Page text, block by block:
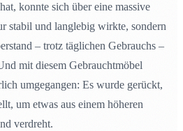
konnte sich über eine massive
stabil und langlebig wirkte, sondern
– trotz täglichen Gebrauchs –
mit diesem Gebrauchtmöbel
umgegangen: Es wurde gerückt,
um etwas aus einem höheren
verdreht.